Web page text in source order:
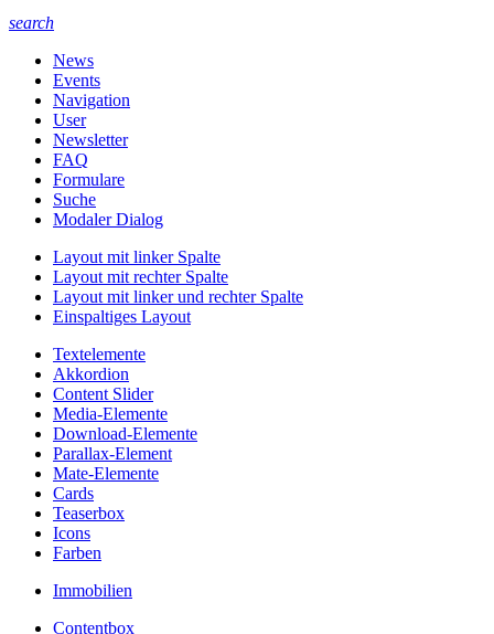
search
News
Events
Navigation
User
Newsletter
FAQ
Formulare
Suche
Modaler Dialog
Layout mit linker Spalte
Layout mit rechter Spalte
Layout mit linker und rechter Spalte
Einspaltiges Layout
Textelemente
Akkordion
Content Slider
Media-Elemente
Download-Elemente
Parallax-Element
Mate-Elemente
Cards
Teaserbox
Icons
Farben
Immobilien
Contentbox